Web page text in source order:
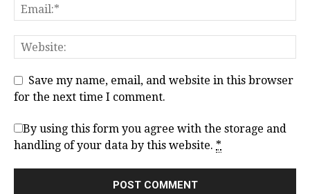
Save my name, email, and website in this browser
for the next time I comment.
By using this form you agree with the storage and
handling of your data by this website. *